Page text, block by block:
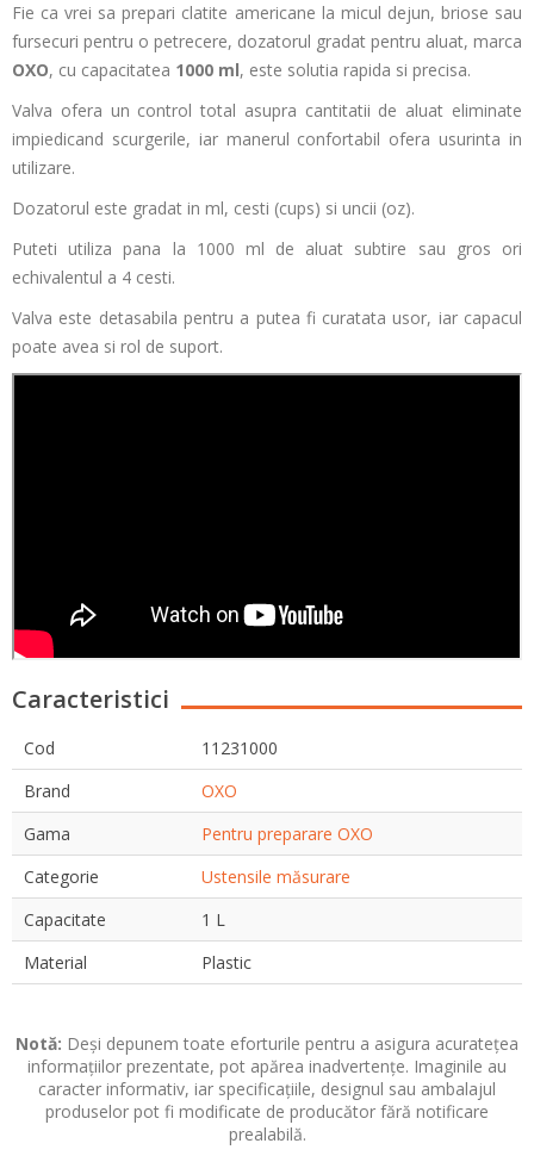
Fie ca vrei sa prepari clatite americane la micul dejun, briose sau
fursecuri pentru o petrecere, dozatorul gradat pentru aluat, marca
OXO, cu capacitatea 1000 ml, este solutia rapida si precisa.
Valva ofera un control total asupra cantitatii de aluat eliminate
impiedicand scurgerile, iar manerul confortabil ofera usurinta in
utilizare.
Dozatorul este gradat in ml, cesti (cups) si uncii (oz).
Puteti utiliza pana la 1000 ml de aluat subtire sau gros ori
echivalentul a 4 cesti.
Valva este detasabila pentru a putea fi curatata usor, iar capacul
poate avea si rol de suport.
Caracteristici
Cod
11231000
Brand
OXO
Gama
Pentru preparare OXO
Categorie
Ustensile măsurare
Capacitate
1 L
Material
Plastic
Notă: Deși depunem toate eforturile pentru a asigura acuratețea
informațiilor prezentate, pot apărea inadvertențe. Imaginile au
caracter informativ, iar specificațiile, designul sau ambalajul
produselor pot fi modificate de producător fără notificare
prealabilă.